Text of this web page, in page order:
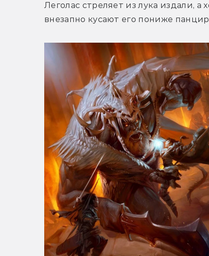
Леголас стреляет из лука издали,
внезапно кусают его пониже